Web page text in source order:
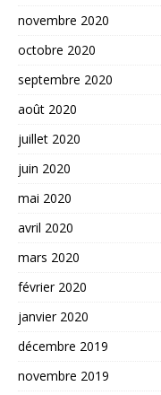
novembre 2020
octobre 2020
septembre 2020
août 2020
juillet 2020
juin 2020
mai 2020
avril 2020
mars 2020
février 2020
janvier 2020
décembre 2019
novembre 2019